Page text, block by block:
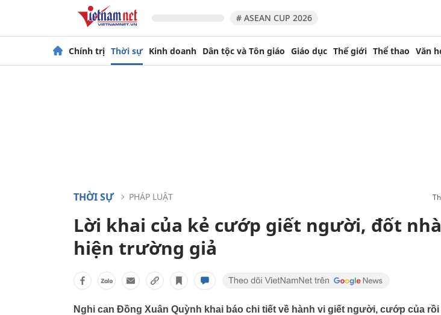
# ASEAN CUP 2026
Chính trị Thời sự Kinh doanh Dân tộc và Tôn giáo Giáo dục Thế giới Thể thao Văn
THỜI SỰ PHÁP LUẬT
Lời khai của kẻ cướp giết người, đốt
hiện trường giả
Nghi can Đồng Xuân Quỳnh khai báo chi tiết về hành vi giết người, cướp của